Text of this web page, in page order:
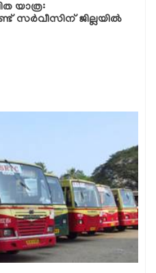
യാത്ര:
സര്‍വീസിന് ജില്ലയില്‍